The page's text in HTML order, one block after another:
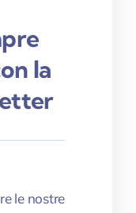
la
le nostre